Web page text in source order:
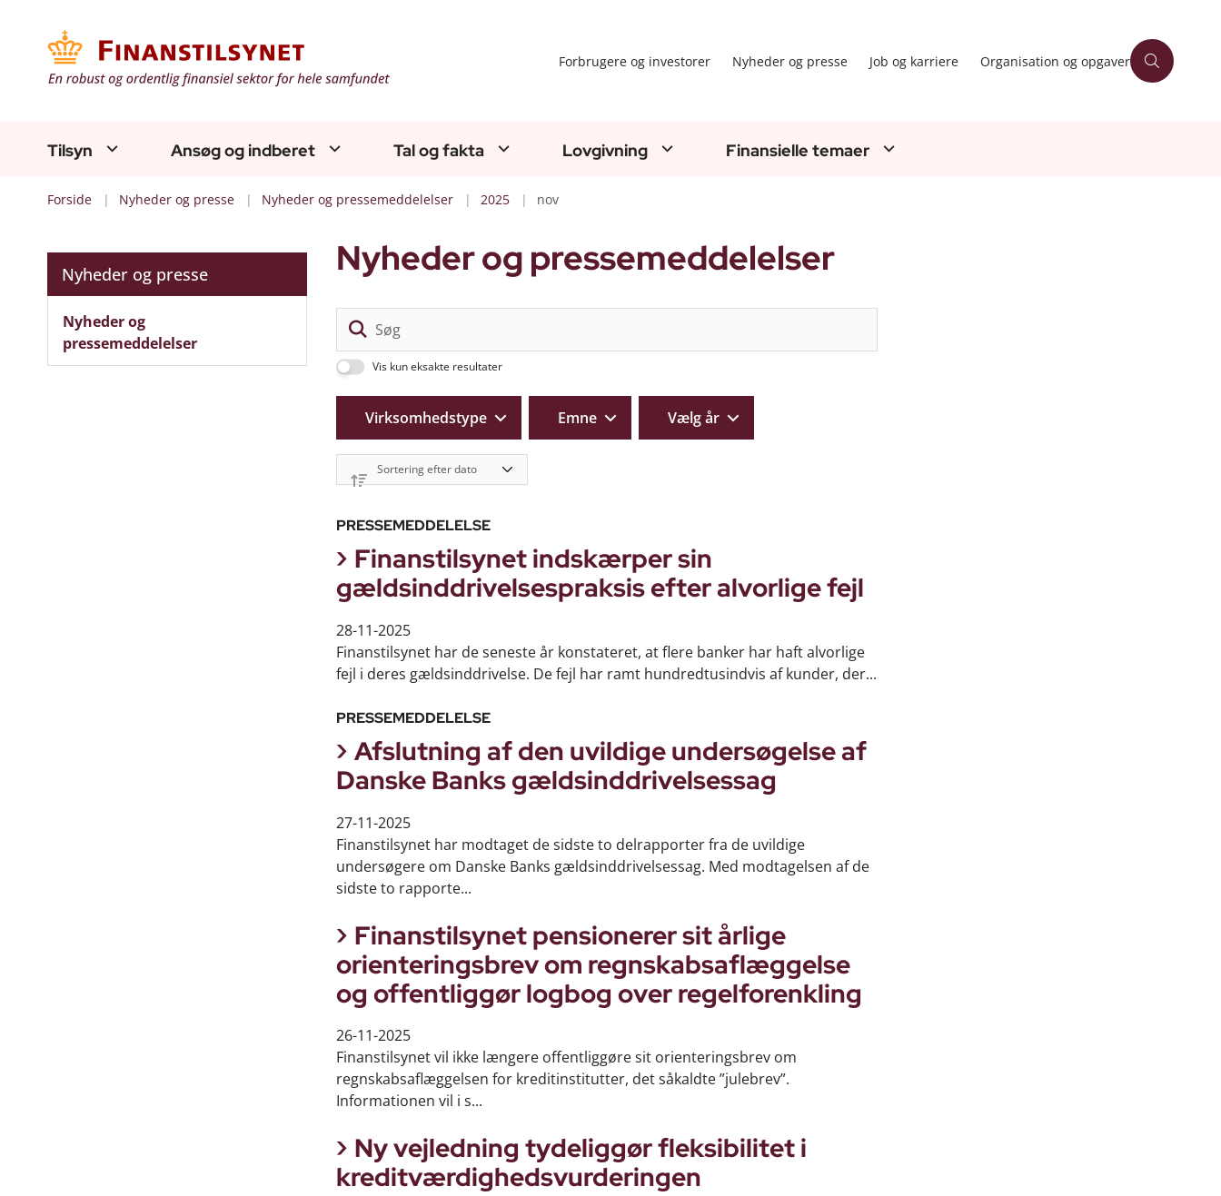
Forbrugere og investorer Nyheder og presse Job og karriere Organisation og opgaver
Tilsyn Ansøg og indberet Tal og fakta Lovgivning Finansielle temaer
Forside Nyheder og presse Nyheder og pressemeddelelser 2025 nov
Nyheder og presse
Nyheder og
pressemeddelelser
Nyheder og pressemeddelelser
Vis kun eksakte resultater
Virksomhedstype Emne Vælg år
PRESSEMEDDELELSE
Finanstilsynet indskærper sin
gældsinddrivelsespraksis efter alvorlige fejl
28-11-2025
Finanstilsynet har de seneste år konstateret, at flere banker har haft alvorlige
fejl i deres gældsinddrivelse. De fejl har ramt hundredtusindvis af kunder, der...
PRESSEMEDDELELSE
Afslutning af den uvildige undersøgelse af
Danske Banks gældsinddrivelsessag
27-11-2025
Finanstilsynet har modtaget de sidste to delrapporter fra de uvildige
undersøgere om Danske Banks gældsinddrivelsessag. Med modtagelsen af de
sidste to rapporte...
Finanstilsynet pensionerer sit årlige
orienteringsbrev om regnskabsaflæggelse
og offentliggør logbog over regelforenkling
26-11-2025
Finanstilsynet vil ikke længere offentliggøre sit orienteringsbrev om
regnskabsaflæggelsen for kreditinstitutter, det såkaldte ”julebrev”.
Informationen vil i s...
Ny vejledning tydeliggør fleksibilitet i
kreditværdighedsvurderingen